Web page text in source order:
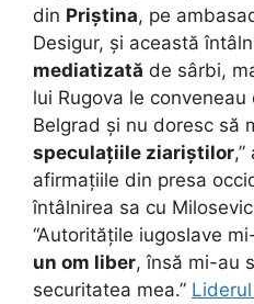
din Priștina, pe
Desigur, și această
mediatizată de sârbi,
lui Rugova le
Belgrad și nu doresc să
speculațiile ziariștilor
afirmațiile din presa
întâlnirea sa cu
“Autoritățile iugoslave
un om liber, însă mi-au
securitatea mea.”